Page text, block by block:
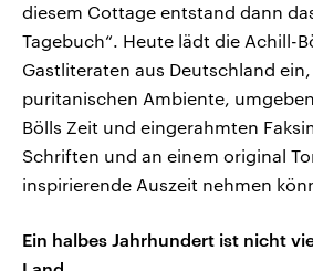
diesem Cottage entstand dann
Tagebuch“. Heute lädt die Achill-
Gastliteraten aus Deutschland
puritanischen Ambiente,
Bölls Zeit und eingerahmten
Schriften und an einem original
inspirierende Auszeit nehmen
Ein halbes Jahrhundert ist nicht